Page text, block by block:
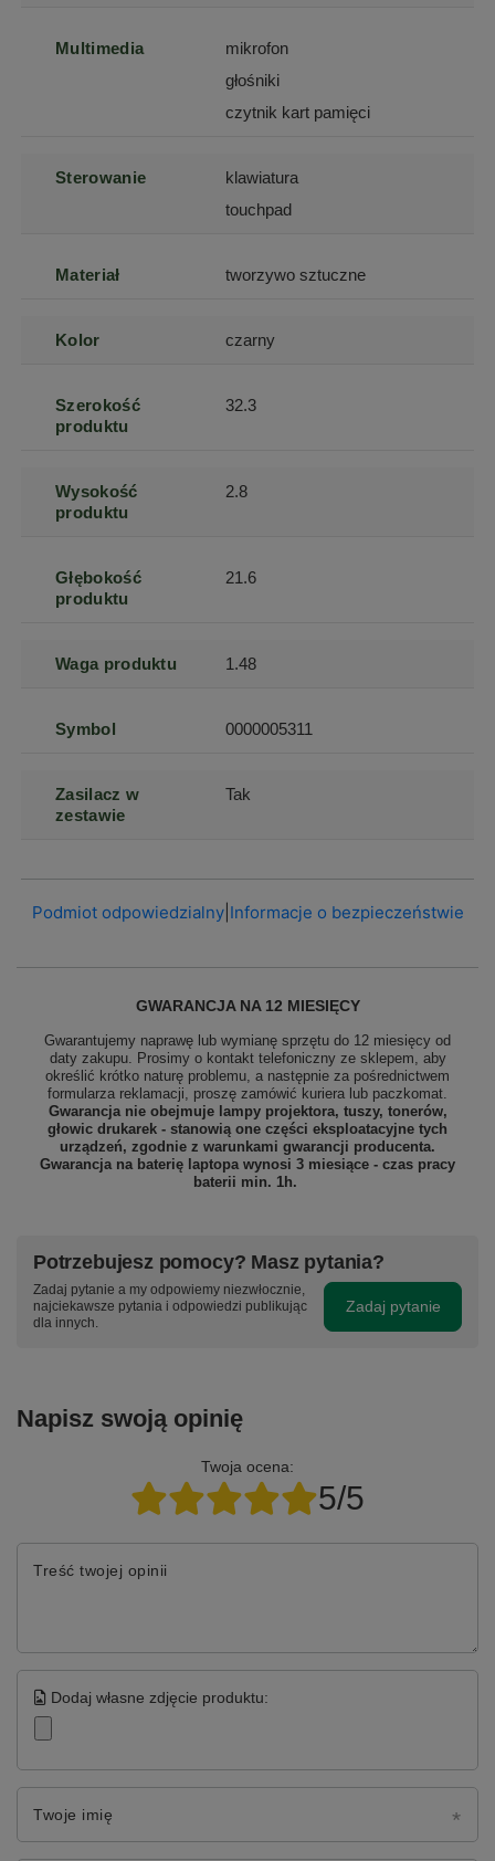
Multimedia
mikrofon
głośniki
czytnik kart pamięci
Sterowanie
klawiatura
touchpad
Materiał tworzywo sztuczne
Kolor czarny
Szerokość
produktu
32.3
Wysokość
produktu
2.8
Głębokość
produktu
21.6
Waga produktu 1.48
Symbol 0000005311
Zasilacz w
zestawie
Tak
Podmiot odpowiedzialny| Informacje o bezpieczeństwie
GWARANCJA NA 12 MIESIĘCY
Gwarantujemy naprawę lub wymianę sprzętu do 12 miesięcy od
daty zakupu. Prosimy o kontakt telefoniczny ze sklepem, aby
określić krótko naturę problemu, a następnie za pośrednictwem
formularza reklamacji, proszę zamówić kuriera lub paczkomat.
Gwarancja nie obejmuje lampy projektora, tuszy, tonerów,
głowic drukarek - stanowią one części eksploatacyjne tych
urządzeń, zgodnie z warunkami gwarancji producenta.
Gwarancja na baterię laptopa wynosi 3 miesiące - czas pracy
baterii min. 1h.
Potrzebujesz pomocy? Masz pytania?
Zadaj pytanie a my odpowiemy niezwłocznie,
najciekawsze pytania i odpowiedzi publikując
dla innych.
Zadaj pytanie
Napisz swoją opinię
Twoja ocena:
5/5
Treść twojej opinii
Dodaj własne zdjęcie produktu:
Twoje imię